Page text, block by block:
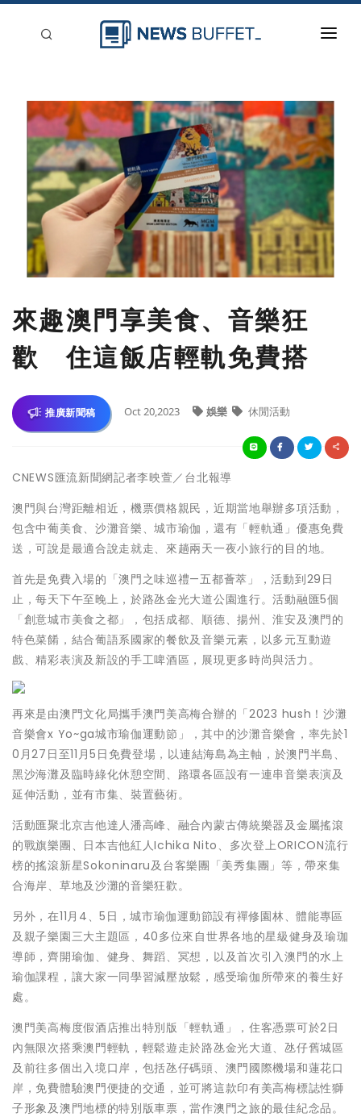
新聞稿分類
登入
刊登
來趣澳門享美食、音樂狂
歡 住這飯店輕軌免費搭
推廣新聞稿 Oct 20,2023 娛樂 休閒活動
CNEWS匯流新聞網記者李映萱／台北報導
澳門與台灣距離相近，機票價格親民，近期當地舉辦多項活動，
包含中葡美食、沙灘音樂、城市瑜伽，還有「輕軌通」優惠免費
送，可說是最適合說走就走、來趟兩天一夜小旅行的目的地。
首先是免費入場的「澳門之味巡禮—五都薈萃」，活動到29日
止，每天下午至晚上，於路氹金光大道公園進行。活動融匯5個
「創意城市美食之都」，包括成都、順德、揚州、淮安及澳門的
特色菜餚，結合葡語系國家的餐飲及音樂元素，以多元互動遊
戲、精彩表演及新設的手工啤酒區，展現更多時尚與活力。
再來是由澳門文化局攜手澳門美高梅合辦的「2023 hush！沙灘
音樂會x Yo~ga城市瑜伽運動節」，其中的沙灘音樂會，率先於1
0月27日至11月5日免費登場，以連結海島為主軸，於澳門半島、
黑沙海灘及臨時綠化休憩空間、路環各區設有一連串音樂表演及
延伸活動，並有市集、裝置藝術。
活動匯聚北京吉他達人潘高峰、融合內蒙古傳統樂器及金屬搖滾
的戰旗樂團、日本吉他紅人Ichika Nito、多次登上ORICON流行
榜的搖滾新星Sokoninaru及台客樂團「美秀集團」等，帶來集
合海岸、草地及沙灘的音樂狂歡。
另外，在11月4、5日，城市瑜伽運動節設有禪修園林、體能專區
及親子樂園三大主題區，40多位來自世界各地的星級健身及瑜珈
導師，齊開瑜伽、健身、舞蹈、冥想，以及首次引入澳門的水上
瑜伽課程，讓大家一同學習減壓放鬆，感受瑜伽所帶來的養生好
處。
澳門美高梅度假酒店推出特別版「輕軌通」，住客憑票可於2日
內無限次搭乘澳門輕軌，輕鬆遊走於路氹金光大道、氹仔舊城區
及前往多個出入境口岸，包括氹仔碼頭、澳門國際機場和蓮花口
岸，免費體驗澳門便捷的交通，並可將這款印有美高梅標誌性獅
子形象及澳門地標的特別版車票，當作澳門之旅的最佳紀念品。